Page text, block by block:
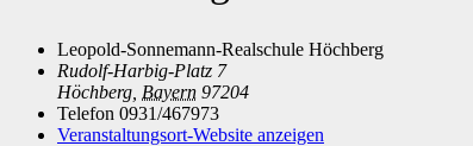
Leopold-Sonnemann-Realschule Höchberg
Rudolf-Harbig-Platz 7
Höchberg Bayern 97204
Telefon 0931/467973
Veranstaltungsort-Website anzeigen